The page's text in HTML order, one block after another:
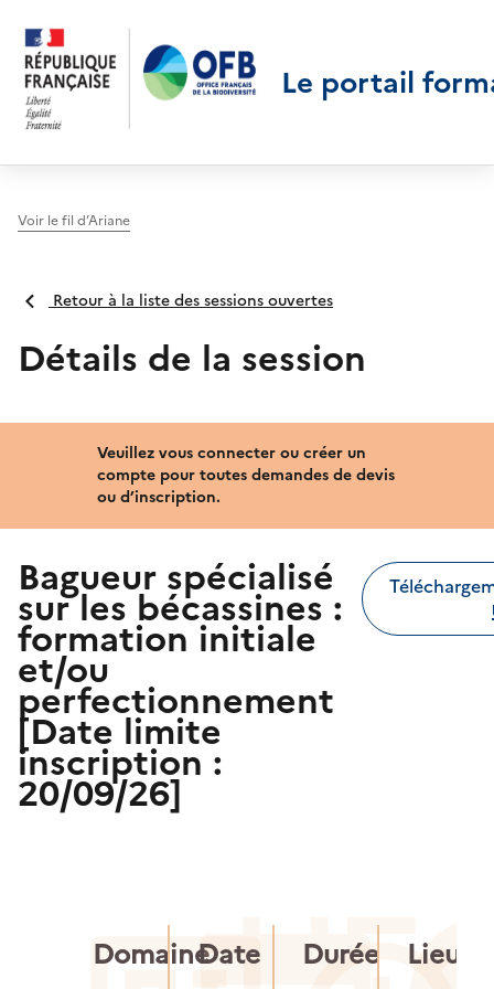
Le portail
Voir le fil d’Ariane
Retour à la liste des sessions ouvertes
Détails de la session
Veuillez vous connecter ou créer un
compte pour toutes demandes de devis
ou d’inscription.
Bagueur spécialisé
sur les bécassines :
formation initiale
et/ou
perfectionnement
[Date limite
inscription :
20/09/26]
DomaineDate Durée Lieu